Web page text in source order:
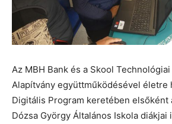
Az MBH Bank és a Skool
Alapítvány együttműködésével életre
Digitális Program keretében elsőként
Dózsa György Általános Iskola